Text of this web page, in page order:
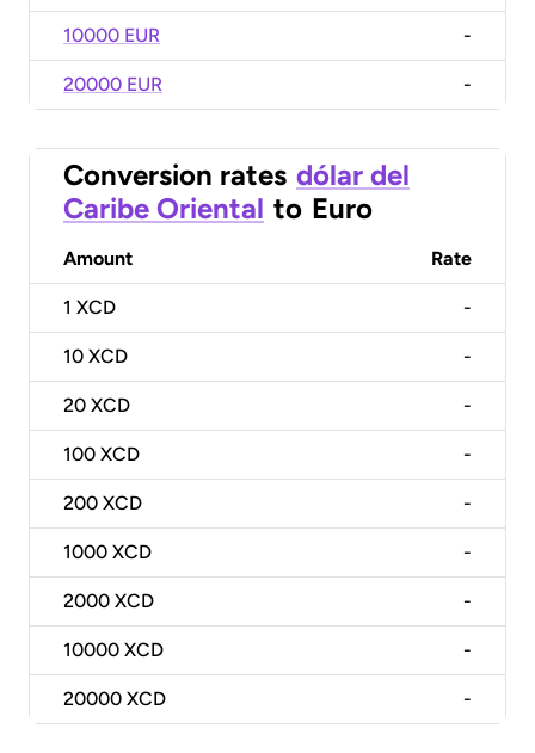
10000 EUR -
20000 EUR -
Conversion rates dólar del
Caribe Oriental to Euro
Amount Rate
1 XCD -
10 XCD -
20 XCD -
100 XCD -
200 XCD -
1000 XCD -
2000 XCD -
10000 XCD -
20000 XCD -